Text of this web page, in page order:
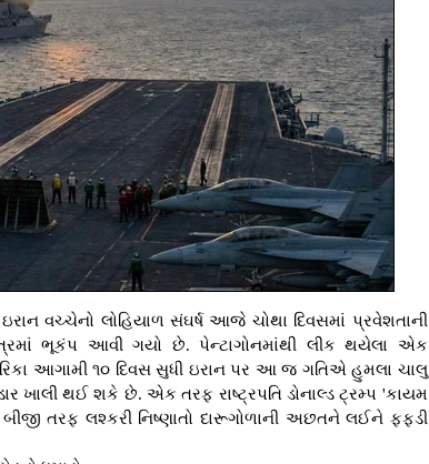
વચ્ચેનો લોહિયાળ સંઘર્ષ આજે ચોથા દિવસમાં પ્રવેશતાની
ભૂકંપ આવી ગયો છે. પેન્ટાગોનમાંથી લીક થયેલા એક
આગામી ૧૦ દિવસ સુધી ઇરાન પર આ જ ગતિએ હુમલા ચાલુ
ખાલી થઈ શકે છે. એક તરફ રાષ્ટ્રપતિ ડોનાલ્ડ ટ્રમ્પ 'કાયમ
બીજી તરફ લશ્કરી નિષ્ણાતો દારૂગોળાની અછતને લઈને ફફડી